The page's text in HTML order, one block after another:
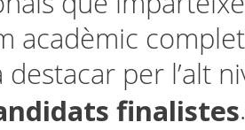
acadèmic
destacar per l’alt
finalistes.